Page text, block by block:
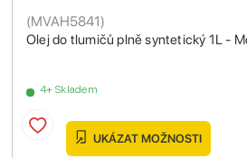
Olej do tlumičů plně syntetický 1L -
(MVAH5841)
4+ Skladem
UKÁZAT MOŽNOSTI